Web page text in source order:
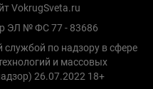
VokrugSveta.ru
ЭЛ № ФС 77 - 83686
по надзору в сфере
и массовых
26.07.2022 18+